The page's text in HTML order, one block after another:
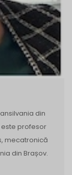
din
este profesor
mecatronică
din Brașov.